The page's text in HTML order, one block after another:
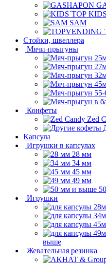
SAM
Стойки, швеллера
Мячи-прыгуны
Конфеты
Zed
Капсула
Игрушки в капсулах
28 мм
34 мм
45 мм
49 мм
Игрушки
выше
Жевательная резинка